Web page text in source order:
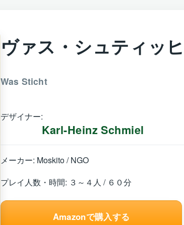
ヴァス・シュティッ
Was Sticht
デザイナー:
Karl-Heinz Schmiel
メーカー: Moskito / NGO
プレイ人数・時間: ３～４人 / ６０分
Amazonで購入する